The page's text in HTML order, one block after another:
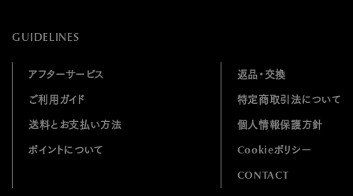
GUIDELINES
アフターサービス
ご利用ガイド
送料とお支払い方法
ポイントについて
返品・交換
特定商取引法について
個人情報保護方針
Cookieポリシー
CONTACT